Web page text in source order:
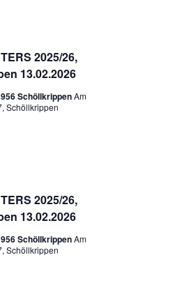
2025/26,
13.02.2026
SchöllkrippenAm
Schöllkrippen
2025/26,
13.02.2026
SchöllkrippenAm
Schöllkrippen